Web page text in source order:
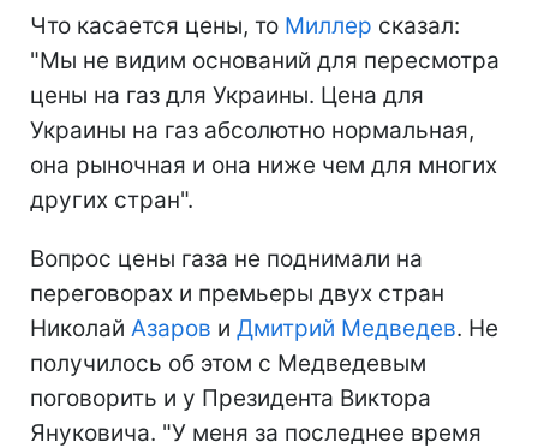
Что касается цены, то Миллер сказал:
"Мы не видим оснований для пересмотра
цены на газ для Украины. Цена для
Украины на газ абсолютно нормальная,
она рыночная и она ниже чем для многих
других стран".
Вопрос цены газа не поднимали на
переговорах и премьеры двух стран
Николай Азаров и Дмитрий Медведев. Не
получилось об этом с Медведевым
поговорить и у Президента Виктора
Януковича. "У меня за последнее время